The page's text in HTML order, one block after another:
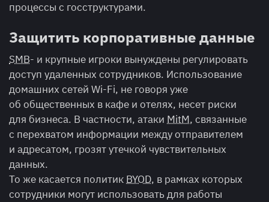
процессы с госструктурами.
Защитить корпоративные данные
SMB- и крупные игроки вынуждены регулировать
доступ удаленных сотрудников. Использование
домашних сетей Wi-Fi, не говоря уже
об общественных в кафе и отелях, несет риски
для бизнеса. В частности, атаки MitM, связанные
с перехватом информации между отправителем
и адресатом, грозят утечкой чувствительных
данных.
То же касается политикBYOD, в рамках которых
сотрудники могут использовать для работы